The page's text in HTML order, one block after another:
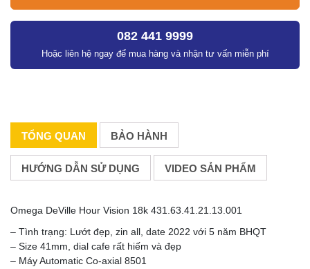
082 441 9999
Hoặc liên hệ ngay để mua hàng và nhận tư vấn miễn phí
TỔNG QUAN BẢO HÀNH
HƯỚNG DẪN SỬ DỤNG VIDEO SẢN PHẨM
Omega DeVille Hour Vision 18k 431.63.41.21.13.001
– Tình trạng: Lướt đẹp, zin all, date 2022 với 5 năm BHQT
– Size 41mm, dial cafe rất hiếm và đẹp
– Máy Automatic Co-axial 8501